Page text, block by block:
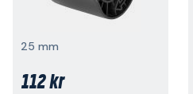
25 mm
112 kr